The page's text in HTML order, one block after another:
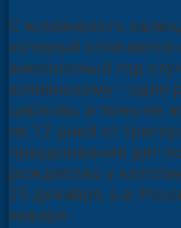
С юлианского
который
високосный год
юлианскому - один
церковь и поныне
на 13 дней от
празднование дат
рождество у
25 декабря, а в
января.